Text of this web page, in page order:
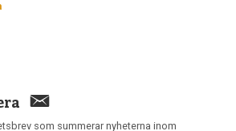
som summerar nyheterna inom